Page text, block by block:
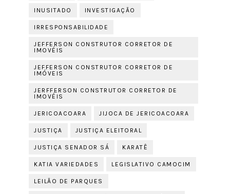
INUSITADO INVESTIGAÇÃO
IRRESPONSABILIDADE
JEFFERSON CONSTRUTOR CORRETOR DE
IMOVÉIS
JEFFERSON CONSTRUTOR CORRETOR DE
IMÓVEIS
JERFFERSON CONSTRUTOR CORRETOR DE
IMOVÉIS
JERICOACOARA JIJOCA DE JERICOACOARA
JUSTIÇA JUSTIÇA ELEITORAL
JUSTIÇA SENADOR SÁ KARATÊ
KATIA VARIEDADES LEGISLATIVO CAMOCIM
LEILÃO DE PARQUES